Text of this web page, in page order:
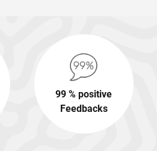
99 % positive
Feedbacks